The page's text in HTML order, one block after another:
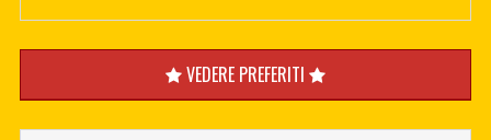
VEDERE PREFERITI